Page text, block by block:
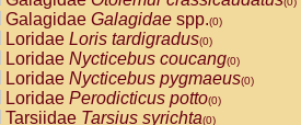
Galagidae Galagidae spp.(0)
Loridae Loris tardigradus(0)
Loridae Nycticebus coucang(0)
Loridae Nycticebus pygmaeus(0)
Loridae Perodicticus potto(0)
Tarsiidae Tarsius syrichta(0)